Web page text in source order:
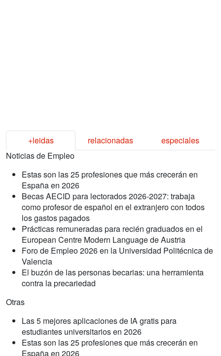
+leidas relacionadas
especiales
Noticias de Empleo
Estas son las 25 profesiones que más crecerán en
España en 2026
Becas AECID para lectorados 2026-2027: trabaja
como profesor de español en el extranjero con todos
los gastos pagados
Prácticas remuneradas para recién graduados en el
European Centre Modern Language de Austria
Foro de Empleo 2026 en la Universidad Politécnica de
Valencia
El buzón de las personas becarias: una herramienta
contra la precariedad
Otras
Las 5 mejores aplicaciones de IA gratis para
estudiantes universitarios en 2026
Estas son las 25 profesiones que más crecerán en
España en 2026